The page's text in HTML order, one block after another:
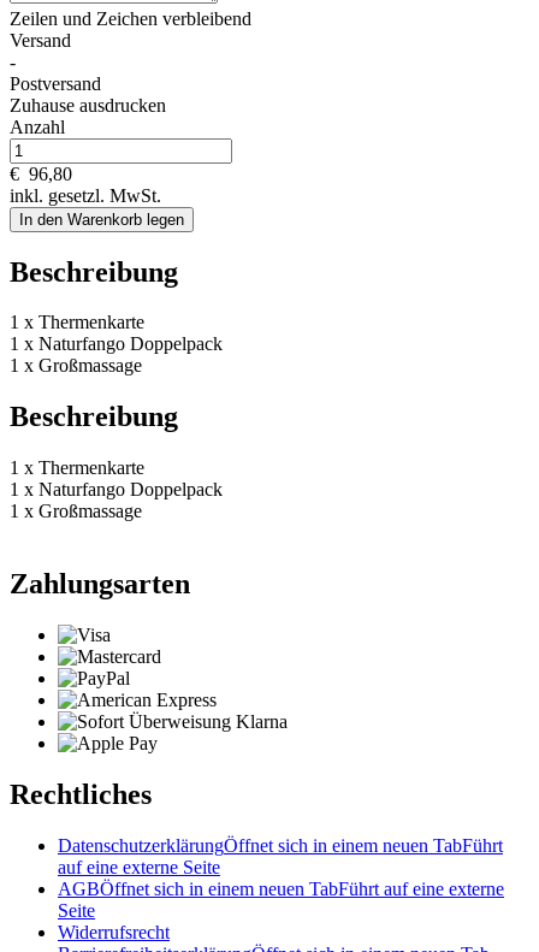
Zeilen und Zeichen verbleibend
Versand
-
Postversand
Zuhause ausdrucken
Anzahl
€ 96,80
inkl. gesetzl. MwSt.
In den Warenkorb legen
Beschreibung
1 x Thermenkarte
1 x Naturfango Doppelpack
1 x Großmassage
Beschreibung
1 x Thermenkarte
1 x Naturfango Doppelpack
1 x Großmassage
Zahlungsarten
Rechtliches
DatenschutzerklärungÖffnet sich in einem neuen TabFührt
auf eine externe Seite
AGBÖffnet sich in einem neuen TabFührt auf eine externe
Seite
Widerrufsrecht